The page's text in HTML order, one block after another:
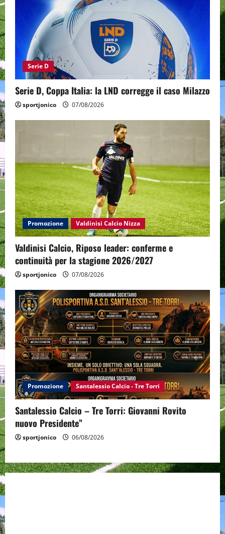
Serie D
Serie D, Coppa Italia: la LND corregge il caso Milazzo
sportjonico 07/08/2026
Promozione Valdinisi Calcio Nizza
Valdinisi Calcio, Riposo leader: conferme e
continuità per la stagione 2026/2027
sportjonico 07/08/2026
Promozione Santalessio Calcio - Tre Torri
Santalessio Calcio – Tre Torri: Giovanni Rovito
nuovo Presidente”
sportjonico 06/08/2026